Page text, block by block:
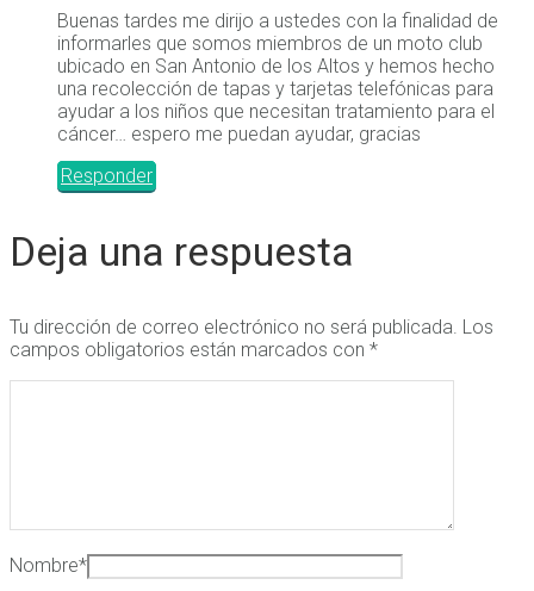
Buenas tardes me dirijo a ustedes con la finalidad de
informarles que somos miembros de un moto club
ubicado en San Antonio de los Altos y hemos hecho
una recolección de tapas y tarjetas telefónicas para
ayudar a los niños que necesitan tratamiento para el
cáncer… espero me puedan ayudar, gracias
Responder
Deja una respuesta
Tu dirección de correo electrónico no será publicada. Los
campos obligatorios están marcados con *
Nombre*